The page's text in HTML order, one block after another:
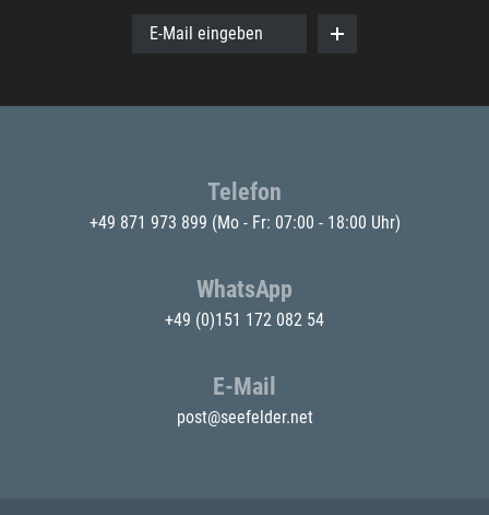
E-Mail eingeben
Telefon
+49 871 973 899 (Mo - Fr: 07:00 - 18:00 Uhr)
WhatsApp
+49 (0)151 172 082 54
E-Mail
post@seefelder.net